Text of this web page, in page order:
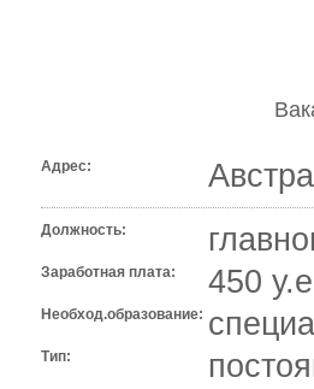
Адрес:
Должность:
Заработная плата: 450
Необход.образование:
Тип: